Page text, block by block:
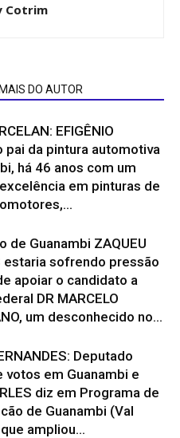
Cotrim
MAIS DO AUTOR
EFIGÊNIO
pai da pintura automotiva
há 46 anos com um
em pinturas de
de Guanambi ZAQUEU
estaria sofrendo pressão
apoiar o candidato a
DR MARCELO
um desconhecido no...
Deputado
votos em Guanambi e
diz em Programa de
de Guanambi (Val
ampliou...